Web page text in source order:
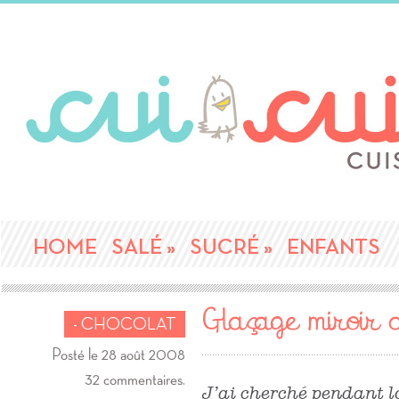
HOME SALÉ » SUCRÉ » ENFANTS
- CHOCOLAT
Posté le 28 août 2008
32 commentaires.
Glaçage miroir
J’ai cherché pendant